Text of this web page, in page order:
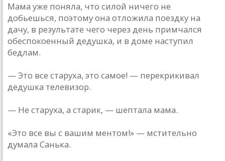
Мама уже поняла, что силой ничего не
добьешься, поэтому она отложила поездку на
дачу, в результате чего через день примчался
обеспокоенный дедушка, и в доме наступил
бедлам.
— Это все старуха, это самое! — перекрикивал
дедушка телевизор.
— Не старуха, а старик, — шептала мама.
«Это все вы с вашим ментом!» — мстительно
думала Санька.